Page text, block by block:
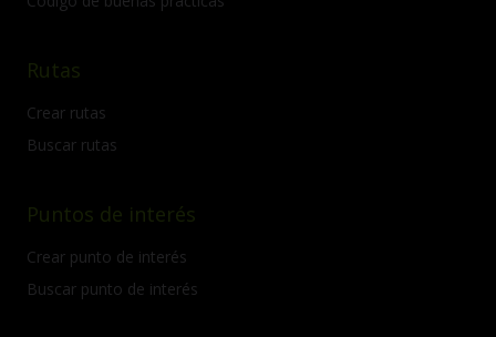
Rutas
Crear rutas
Buscar rutas
Puntos de interés
Crear punto de interés
Buscar punto de interés